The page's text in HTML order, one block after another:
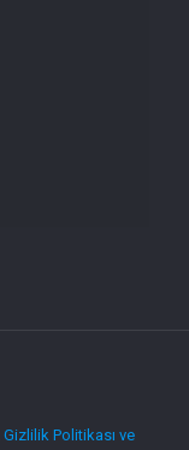
Gizlilik Politikası ve